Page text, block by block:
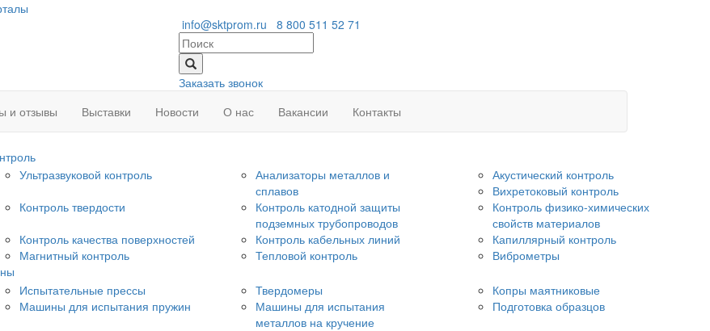
info@sktprom.ru
8 800 511 52 71
Заказать звонок
и отзывы Выставки Новости О нас Вакансии Контакты
Ультразвуковой контроль
Анализаторы металлов и
сплавов
Акустический контроль
Вихретоковый контроль
Контроль твердости
Контроль катодной защиты
подземных трубопроводов
Контроль физико-химических
свойств материалов
Контроль качества поверхностей Контроль кабельных линий
Капиллярный контроль
Магнитный контроль Тепловой контроль
Виброметры
Испытательные прессы Твердомеры
Копры маятниковые
Машины для испытания пружин
Машины для испытания
металлов на кручение
Подготовка образцов